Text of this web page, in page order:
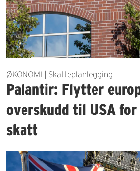
ØKONOMI | Skatteplanlegging
Palantir: Flytter
overskudd til USA
skatt